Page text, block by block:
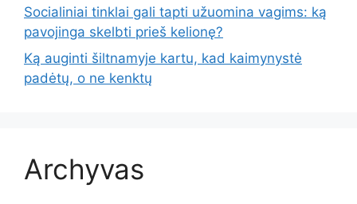
Socialiniai tinklai gali tapti užuomina vagims: ką
pavojinga skelbti prieš kelionę?
Ką auginti šiltnamyje kartu, kad kaimynystė
padėtų, o ne kenktų
Archyvas